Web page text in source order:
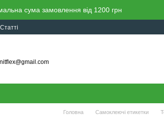
сума замовлення від 1200 грн
Статті
Головна Самоклеючі етикетки